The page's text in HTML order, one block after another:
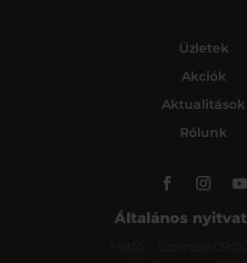
Üzletek
Akciók
Aktualitások
Rólunk
Általános